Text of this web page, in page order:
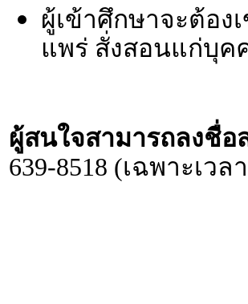
ผู้เข้าศึกษาจะต้อง
แพร่ สั่งสอนแก่บุค
ผู้สนใจสามารถลงชื่อ
639-8518 (เฉพาะเวล